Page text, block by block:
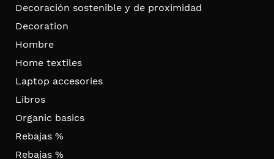
Decoración sostenible y de proximidad
Decoration
Hombre
Home textiles
Laptop accesories
Libros
Organic basics
Rebajas %
Rebajas %